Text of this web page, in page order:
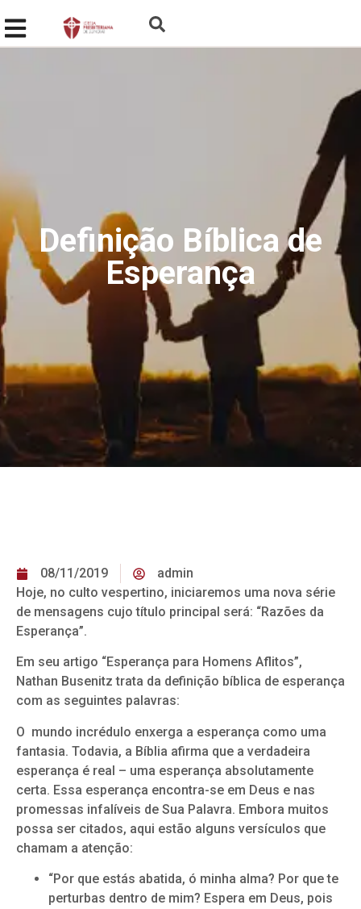
Definição Bíblica de
Esperança
08/11/2019
admin
Hoje, no culto vespertino, iniciaremos uma nova série
de mensagens cujo título principal será: “Razões da
Esperança”.
Em seu artigo “Esperança para Homens Aflitos”,
Nathan Busenitz trata da definição bíblica de esperança
com as seguintes palavras:
O mundo incrédulo enxerga a esperança como uma
fantasia. Todavia, a Bíblia afirma que a verdadeira
esperança é real – uma esperança absolutamente
certa. Essa esperança encontra-se em Deus e nas
promessas infalíveis de Sua Palavra. Embora muitos
possa ser citados, aqui estão alguns versículos que
chamam a atenção:
“Por que estás abatida, ó minha alma? Por que te
perturbas dentro de mim? Espera em Deus, pois